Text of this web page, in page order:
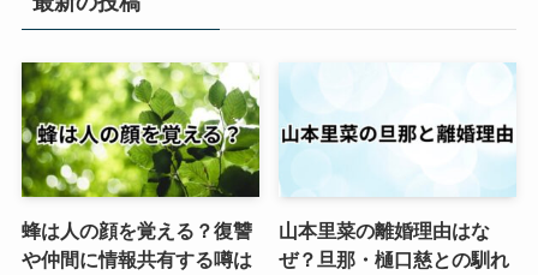
蜂は人の顔を覚える？復讐
や仲間に情報共有する噂は
山本里菜の離婚理由はな
ぜ？旦那・樋口慈との馴れ